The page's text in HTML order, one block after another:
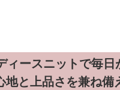
ィースニットで毎日
地と上品さを兼ね備